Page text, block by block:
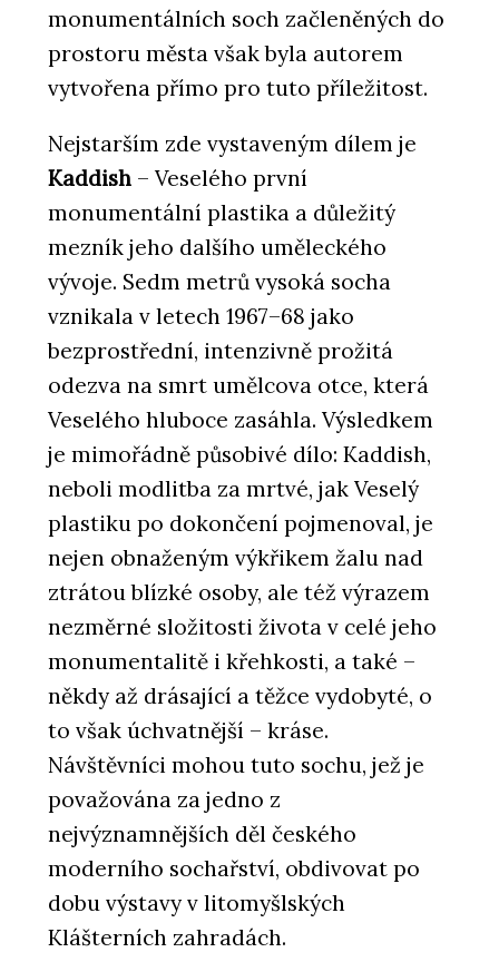
monumentálních soch začleněných do
prostoru města však byla autorem
vytvořena přímo pro tuto příležitost.
Nejstarším zde vystaveným dílem je
Kaddish – Veselého první
monumentální plastika a důležitý
mezník jeho dalšího uměleckého
vývoje. Sedm metrů vysoká socha
vznikala v letech 1967–68 jako
bezprostřední, intenzivně prožitá
odezva na smrt umělcova otce, která
Veselého hluboce zasáhla. Výsledkem
je mimořádně působivé dílo: Kaddish,
neboli modlitba za mrtvé, jak Veselý
plastiku po dokončení pojmenoval, je
nejen obnaženým výkřikem žalu nad
ztrátou blízké osoby, ale též výrazem
nezměrné složitosti života v celé jeho
monumentalitě i křehkosti, a také –
někdy až drásající a těžce vydobyté, o
to však úchvatnější – kráse.
Návštěvníci mohou tuto sochu, jež je
považována za jedno z
nejvýznamnějších děl českého
moderního sochařství, obdivovat po
dobu výstavy v litomyšlských
Klášterních zahradách.